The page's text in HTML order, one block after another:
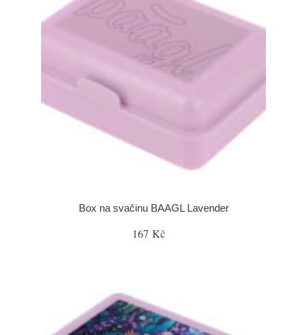
Box na svačinu BAAGL Lavender
167 Kč